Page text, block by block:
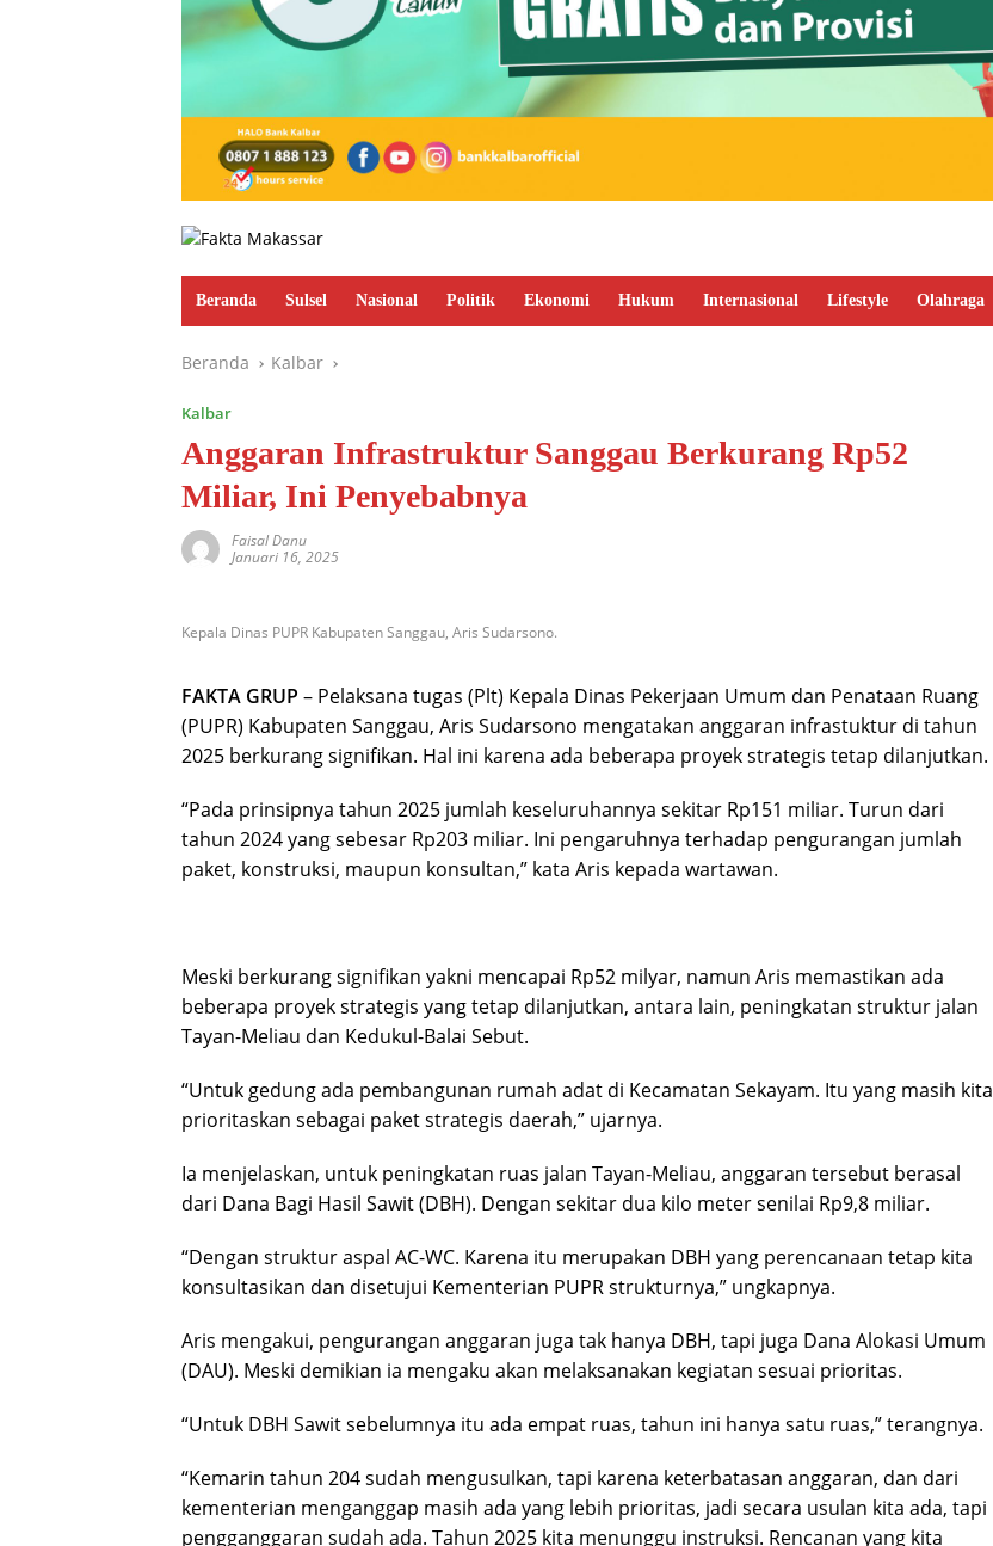
Beranda Sulsel Nasional Politik Ekonomi Hukum Internasional Lifestyle Olahraga
Beranda Kalbar
Kalbar
Anggaran Infrastruktur Sanggau Berkurang Rp52
Miliar, Ini Penyebabnya
Faisal Danu
Januari 16, 2025
Kepala Dinas PUPR Kabupaten Sanggau, Aris Sudarsono.
FAKTA GRUP – Pelaksana tugas (Plt) Kepala Dinas Pekerjaan Umum dan Penataan Ruang
(PUPR) Kabupaten Sanggau, Aris Sudarsono mengatakan anggaran infrastuktur di tahun
2025 berkurang signifikan. Hal ini karena ada beberapa proyek strategis tetap dilanjutkan.
“Pada prinsipnya tahun 2025 jumlah keseluruhannya sekitar Rp151 miliar. Turun dari
tahun 2024 yang sebesar Rp203 miliar. Ini pengaruhnya terhadap pengurangan jumlah
paket, konstruksi, maupun konsultan,” kata Aris kepada wartawan.
Meski berkurang signifikan yakni mencapai Rp52 milyar, namun Aris memastikan ada
beberapa proyek strategis yang tetap dilanjutkan, antara lain, peningkatan struktur jalan
Tayan-Meliau dan Kedukul-Balai Sebut.
“Untuk gedung ada pembangunan rumah adat di Kecamatan Sekayam. Itu yang masih kita
prioritaskan sebagai paket strategis daerah,” ujarnya.
Ia menjelaskan, untuk peningkatan ruas jalan Tayan-Meliau, anggaran tersebut berasal
dari Dana Bagi Hasil Sawit (DBH). Dengan sekitar dua kilo meter senilai Rp9,8 miliar.
“Dengan struktur aspal AC-WC. Karena itu merupakan DBH yang perencanaan tetap kita
konsultasikan dan disetujui Kementerian PUPR strukturnya,” ungkapnya.
Aris mengakui, pengurangan anggaran juga tak hanya DBH, tapi juga Dana Alokasi Umum
(DAU). Meski demikian ia mengaku akan melaksanakan kegiatan sesuai prioritas.
“Untuk DBH Sawit sebelumnya itu ada empat ruas, tahun ini hanya satu ruas,” terangnya.
“Kemarin tahun 204 sudah mengusulkan, tapi karena keterbatasan anggaran, dan dari
kementerian menganggap masih ada yang lebih prioritas, jadi secara usulan kita ada, tapi
pengganggaran sudah ada. Tahun 2025 kita menunggu instruksi. Rencanan yang kita